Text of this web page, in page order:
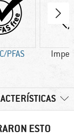
PFAS
ESTO